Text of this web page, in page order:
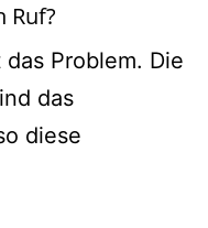
Ruf?
Problem. Die
das
diese